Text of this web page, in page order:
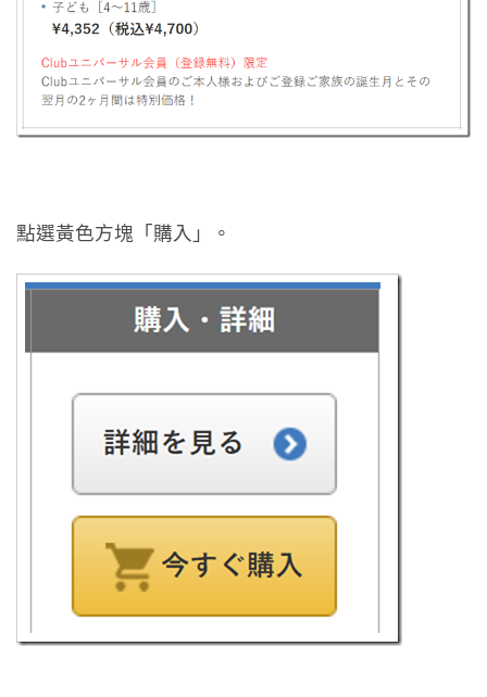
點選黃色方塊「購入」。